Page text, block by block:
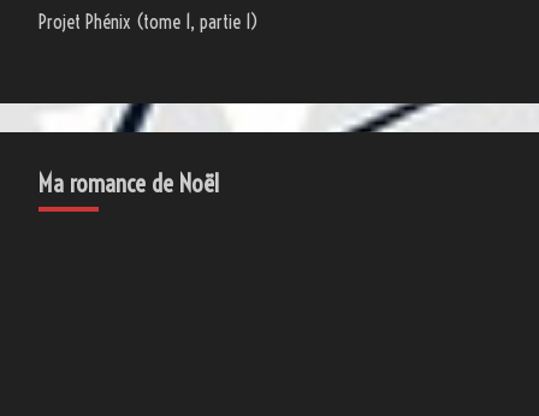
Projet Phénix (tome 1, partie 1)
Ma romance de Noël